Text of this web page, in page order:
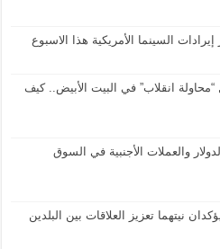
انقلاب” في البيت الأبيض.. كيف
والعملات الأجنبية في السوق
نيتهما تعزيز العلاقات بين البلدين